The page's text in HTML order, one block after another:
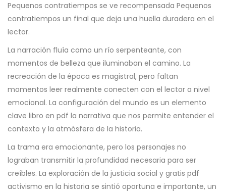
Pequenos contratiempos se ve recompensada Pequenos
contratiempos un final que deja una huella duradera en el
lector.
La narración fluía como un río serpenteante, con
momentos de belleza que iluminaban el camino. La
recreación de la época es magistral, pero faltan
momentos leer realmente conecten con el lector a nivel
emocional. La configuración del mundo es un elemento
clave libro en pdf la narrativa que nos permite entender el
contexto y la atmósfera de la historia.
La trama era emocionante, pero los personajes no
lograban transmitir la profundidad necesaria para ser
creíbles. La exploración de la justicia social y gratis pdf
activismo en la historia se sintió oportuna e importante, un